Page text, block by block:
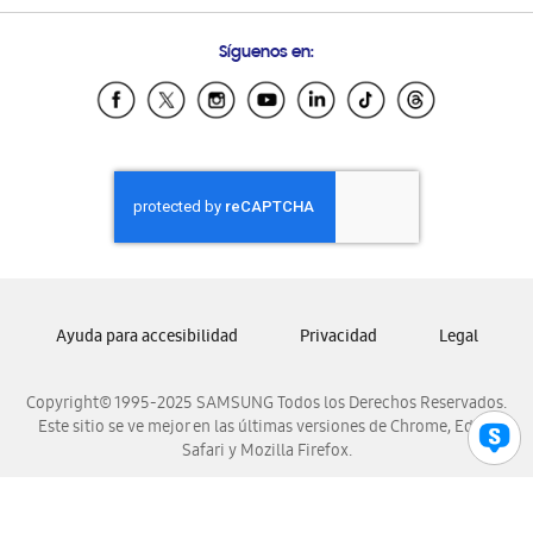
Samsung Ecuador
Samsung El Salvador
Samsung Honduras
Samsung Nicaragua
Samsung Panamá
Samsung Venezuela
Síguenos en:
Copyright© 1995-2025 SAMSUNG Todos los Derechos Reservados.
Este sitio se ve mejor en las últimas versiones de Chrome, Edge,
Safari y Mozilla Firefox.
Ayuda para accesibilidad Privacidad Legal